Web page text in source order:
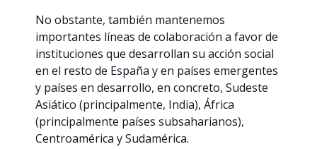
No obstante, también mantenemos
importantes líneas de colaboración a favor de
instituciones que desarrollan su acción social
en el resto de España y en países emergentes
y países en desarrollo, en concreto, Sudeste
Asiático (principalmente, India), África
(principalmente países subsaharianos),
Centroamérica y Sudamérica.